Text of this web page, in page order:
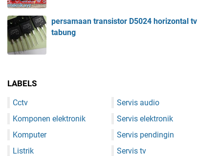
persamaan transistor D5024 horizontal tv
tabung
LABELS
Cctv
Komponen elektronik
Komputer
Listrik
Servis audio
Servis elektronik
Servis pendingin
Servis tv